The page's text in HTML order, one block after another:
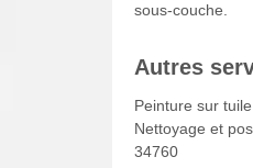
sous-couche.
Autres
Peinture sur
Nettoyage et
34760